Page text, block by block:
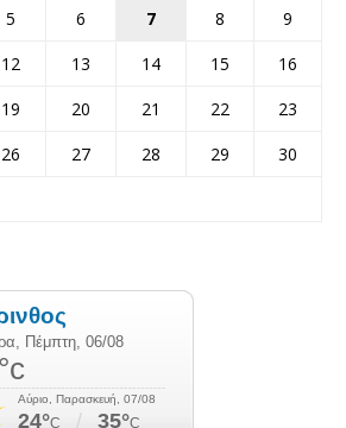
5 6 7 8
9
12 13 14 15
16
19 20 21 22
23
26 27 28 29
30